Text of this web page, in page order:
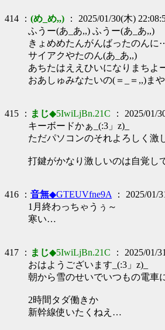
414 ： (め_め,,) ： 2025/01/30(木)
ふうー(あ_あ,,) ふうー(あ_あ,,)
きょめめたんがんばったのんに
サイアクやたのん(あ_あ,,)
あちたはええひいになりまちよ
おあしゅみなたいの(＝_＝,,)ま
415 ： まじ◆5IwiLjBn.21C ： 2025/01/
キーボードかぁ_(:3」z)_
ただパソコンのそれよろしく激
打鍵がかなり激しいのは自覚し
416 ： 音無◆GTEUVfne9A ： 2025/01/
1月終わっちゃうぅ～
寒い…
417 ： まじ◆5IwiLjBn.21C ： 2025/01/
おはようございます_(:3」z)_
朝から雪のせいでいつもの電車
2時間タダ働きか
新幹線使いたくねえ…